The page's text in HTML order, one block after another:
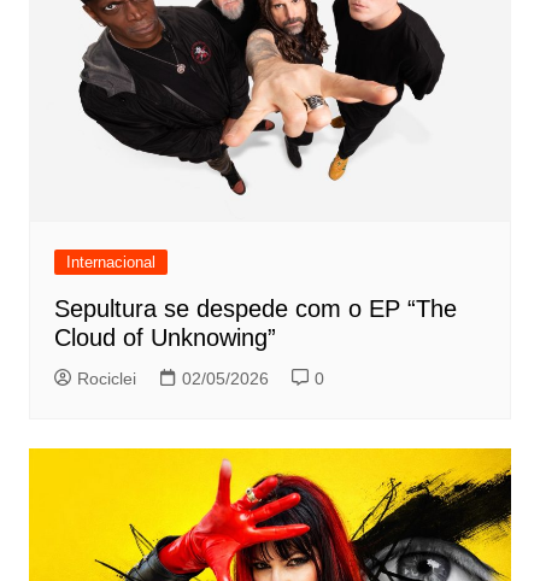
Internacional
Sepultura se despede com o EP “The
Cloud of Unknowing”
Rociclei 02/05/2026 0